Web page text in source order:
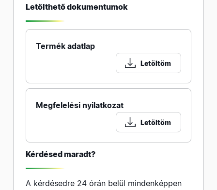
Letölthető dokumentumok
Termék adatlap
Letöltöm
Megfelelési nyilatkozat
Letöltöm
Kérdésed maradt?
A kérdésedre 24 órán belül mindenképpen